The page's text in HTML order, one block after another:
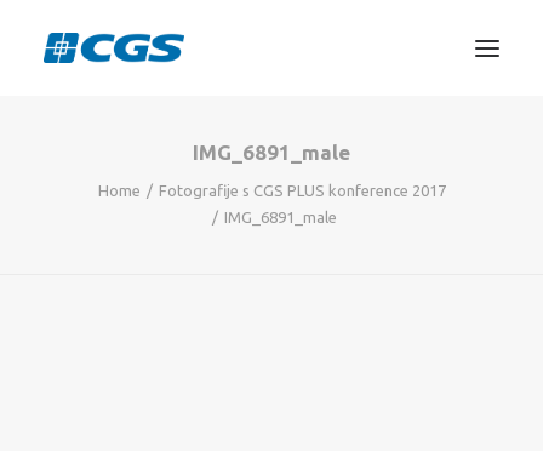
PROJEKTIRANJE
IMG_6891_male
Home
Fotografije s CGS PLUS konference 2017
IMG_6891_male